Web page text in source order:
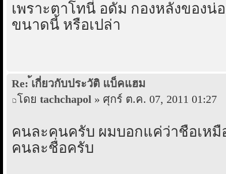
เพราะตาโทนี่ อดัม กองหลังของ
ขนาดนี้ หรือเปล่า
Re: ้เกี่ยวกับประวัติ แบ็คแฮม
โดย tachchapol » ศุกร์ ต.ค. 07, 2011 01:27
คนละคนครับ ผมบอกแค่ว่าชื่อเหมื
คนละชื่อครับ